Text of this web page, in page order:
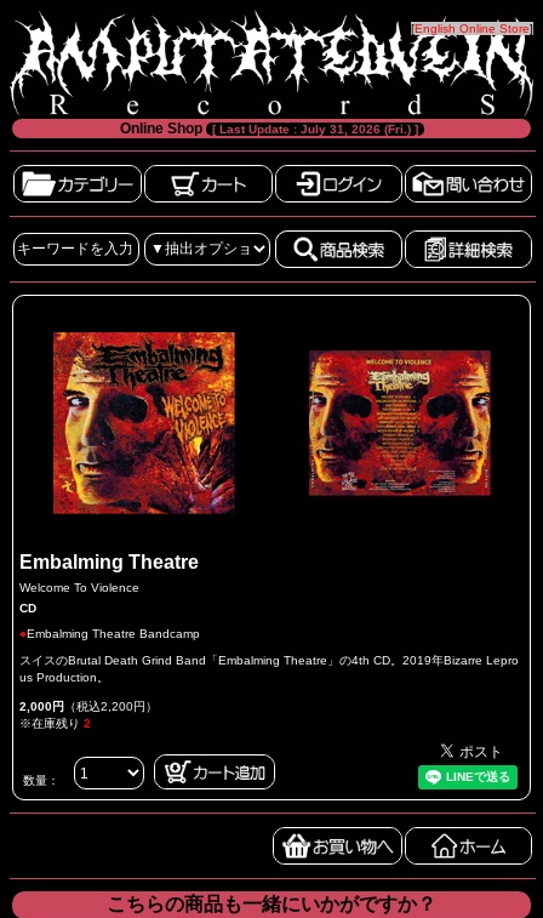
[English Online Store]
Online Shop [ Last Update : July 31, 2026 (Fri.) ]
Embalming Theatre
Welcome To Violence
CD
●Embalming Theatre Bandcamp
スイスのBrutal Death Grind Band「Embalming Theatre」の4th CD。2019年Bizarre Lepro
us Production。
2,000円 （税込2,200円）
※在庫残り 2
数量：
こちらの商品も一緒にいかがですか？